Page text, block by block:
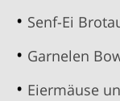
Senf-Ei
Garnelen
Eiermäuse